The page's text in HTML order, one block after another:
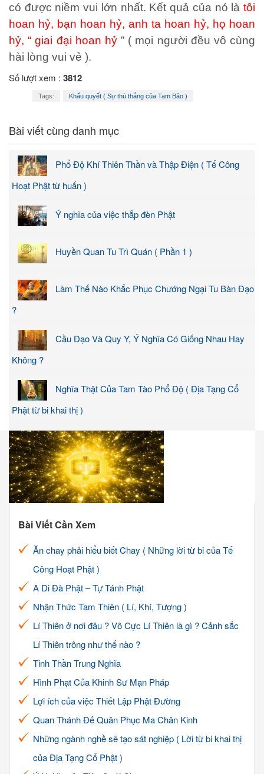
có được niềm vui lớn nhất. Kết quả của nó là tôi
hoan hỷ, bạn hoan hỷ, anh ta hoan hỷ, họ hoan
hỷ, “ giai đại hoan hỷ ” ( mọi người đều vô cùng
hài lòng vui vẻ ).
Số lượt xem : 3812
Tags: Khẩu quyết ( Sự thù thắng của Tam Bảo )
Bài viết cùng danh mục
Phổ Độ Khí Thiên Thần và Thập Điện ( Tế Công
Hoạt Phật từ huấn )
Ý nghĩa của việc thắp đèn Phật
Huyền Quan Tu Trì Quán ( Phần 1 )
Làm Thế Nào Khắc Phục Chướng Ngại Tu Bàn Đạo
?
Cầu Đạo Và Quy Y, Ý Nghĩa Có Giống Nhau Hay
Không ?
Nghĩa Thật Của Tam Tào Phổ Độ ( Địa Tạng Cổ
Phật từ bi khai thị )
Bài Viết Cần Xem
Ăn chay phải hiểu biết Chay ( Những lời từ bi của Tế
Công Hoạt Phật )
A Di Đà Phật – Tự Tánh Phật
Nhận Thức Tam Thiên ( Lí, Khí, Tượng )
Lí Thiên ở nơi đâu ? Vô Cực Lí Thiên là gì ? Cảnh sắc
Lí Thiên trông như thế nào ?
Tinh Thần Trung Nghĩa
Hình Phạt Của Khinh Sư Mạn Pháp
Lợi ích của việc Thiết Lập Phật Đường
Quan Thánh Đế Quân Phục Ma Chân Kinh
Những ngành nghề sẽ tạo sát nghiệp ( Lời từ bi khai thị
của Địa Tạng Cổ Phật )